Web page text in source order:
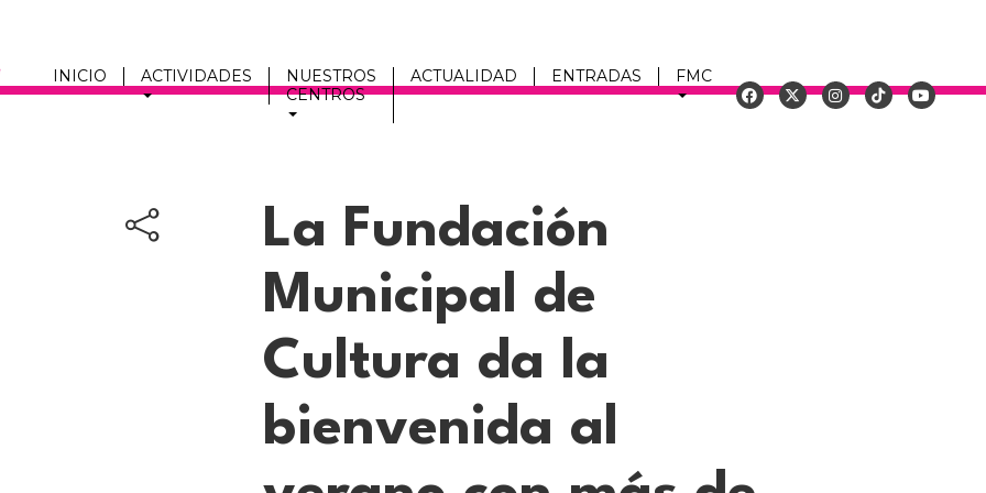
fmc
INICIO ACTIVIDADES
NUESTROS
CENTROS
ACTUALIDAD ENTRADAS FMC
La Fundación
Municipal de
Cultura da la
bienvenida al